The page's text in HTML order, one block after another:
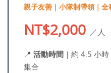
親子友善｜小隊制帶領｜
NT$2,000 ／人
📍 活動時間 ｜約 4.5 小
集合